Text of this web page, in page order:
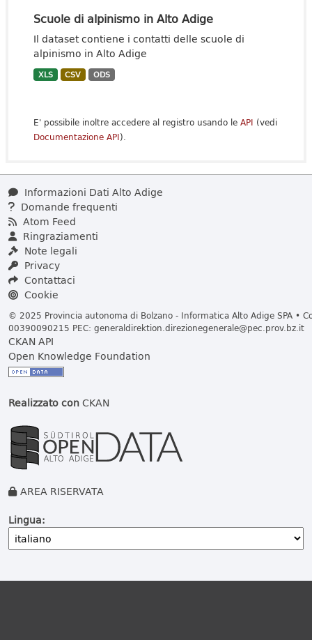
Scuole di alpinismo in Alto Adige
Il dataset contiene i contatti delle scuole di
alpinismo in Alto Adige
XLS CSV ODS
E' possibile inoltre accedere al registro usando le API (vedi
Documentazione API).
Informazioni Dati Alto Adige
Domande frequenti
Atom Feed
Ringraziamenti
Note legali
Privacy
Contattaci
Cookie
© 2025 Provincia autonoma di Bolzano - Informatica Alto Adige SPA •
00390090215 PEC: generaldirektion.direzionegenerale@pec.prov.bz.it
CKAN API
Open Knowledge Foundation
Realizzato conCKAN
AREA RISERVATA
Lingua